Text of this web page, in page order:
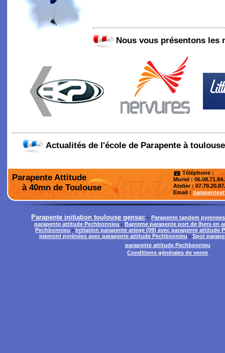
Nous vous présentons les
Actualités de l'école de Parapente à toulouse
Parapente Attitude
à 40mn de Toulouse
Téléphone :
Muriel :
Atelier:
Email :
Parapente initiation toulouse gensac -Parapente tandem
parapente attitude Pechbonnieu -Bapteme parapente port de lhers en
Pechbonnieu -Initiation parapente ariege (09) avec parapente attitude
piemont pyrénées avec parapente attitude Pechbonnieu -Spot
parapente attitude Pechbonnieu
Conditions générales de vente